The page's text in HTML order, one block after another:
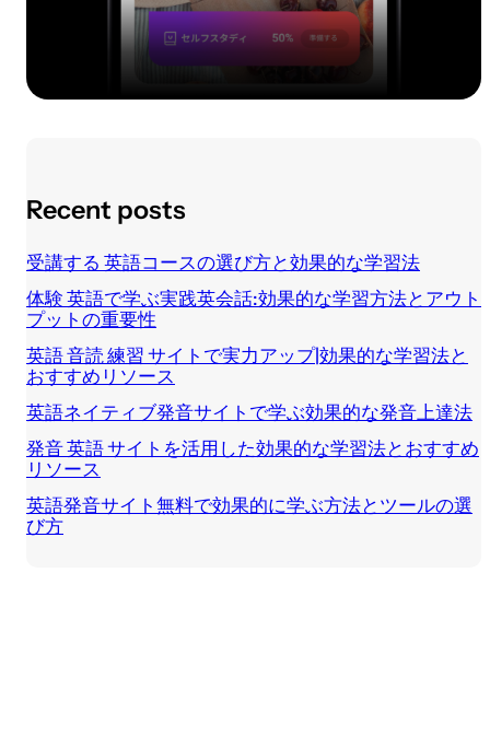
Recent posts
受講する 英語コースの選び方と効果的な学習法
体験 英語で学ぶ実践英会話:効果的な学習方法とアウト
プットの重要性
英語 音読 練習 サイトで実力アップ|効果的な学習法と
おすすめリソース
英語ネイティブ発音サイトで学ぶ効果的な発音上達法
発音 英語 サイトを活用した効果的な学習法とおすすめ
リソース
英語発音サイト無料で効果的に学ぶ方法とツールの選
び方